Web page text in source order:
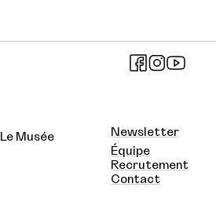
Le Musée
Newsletter
Équipe
Recrutement
Contact